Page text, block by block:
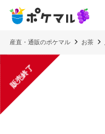
産直・通販のポケマル お茶
販売終了